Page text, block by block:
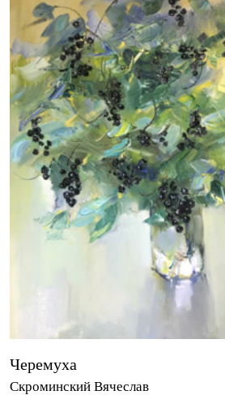
Черемуха
Скроминский Вячеслав